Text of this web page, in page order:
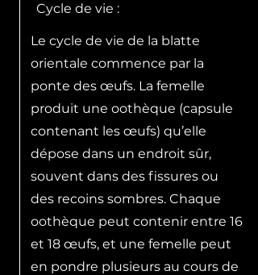
Cycle de vie :
Le cycle de vie de la blatte
orientale commence par la
ponte des œufs. La femelle
produit une oothèque (capsule
contenant les œufs) qu’elle
dépose dans un endroit sûr,
souvent dans des fissures ou
des recoins sombres. Chaque
oothèque peut contenir entre 16
et 18 œufs, et une femelle peut
en pondre plusieurs au cours de